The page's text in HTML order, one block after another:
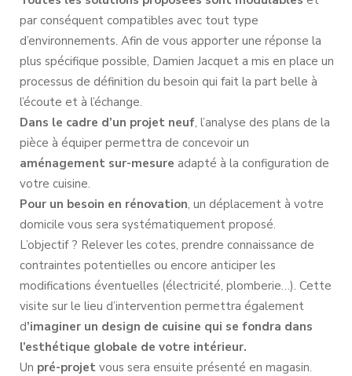
par conséquent compatibles avec tout type
d’environnements. Afin de vous apporter une réponse la
plus spécifique possible, Damien Jacquet a mis en place un
processus de définition du besoin qui fait la part belle à
l’écoute et à l’échange.
Dans le cadre d’un projet neuf, l’analyse des plans de la
pièce à équiper permettra de concevoir un
aménagement sur-mesure adapté à la configuration de
votre cuisine.
Pour un besoin en rénovation, un déplacement à votre
domicile vous sera systématiquement proposé.
L’objectif ? Relever les cotes, prendre connaissance de
contraintes potentielles ou encore anticiper les
modifications éventuelles (électricité, plomberie…). Cette
visite sur le lieu d’intervention permettra également
d’imaginer un design de cuisine qui se fondra dans
l’esthétique globale de votre intérieur.
Un pré-projet vous sera ensuite présenté en magasin.